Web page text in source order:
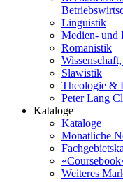
Linguistik
Medien- und
Romanistik
Slawistik
Theologie &
Peter Lang
Kataloge
Kataloge
Monatliche
Weiteres